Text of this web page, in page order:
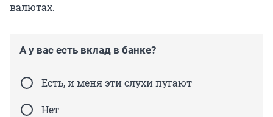
валютах.
А у вас есть вклад в банке?
Есть, и меня эти слухи пугают
Нет